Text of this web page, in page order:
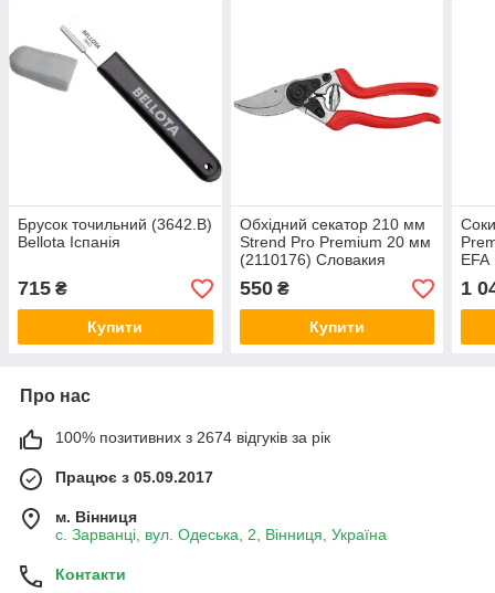
Брусок точильний (3642.B)
Bellota Іспанія
715 ₴
Купити
Обхідний секатор 210 мм
Strend Pro Premium 20 мм
(2110176) Словакия
550₴
Купити
г
1
Про нас
100% позитивних з 2674 відгуків за рік
Працює з 05.09.2017
м. Вінниця
с. Зарванці, вул. Одеська, 2, Вінниця, Україна
Контакти